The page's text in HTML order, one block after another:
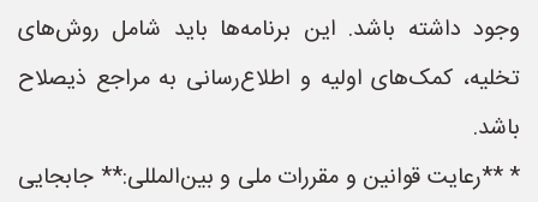
وجود داشته باشد. این برنامه‌ها باید شامل روش‌های
تخلیه، کمک‌های اولیه و اطلاع‌رسانی به مراجع ذیصلاح
باشد.
* **رعایت قوانین و مقررات ملی و بین‌المللی:** جابجایی